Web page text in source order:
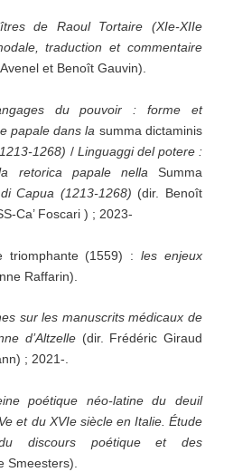
de Raoul Tortaire (XIe-XIIe
traduction et commentaire
et Benoît Gauvin).
du pouvoir : forme et
papale dans la summa dictaminis
1268) / Linguaggi del potere :
retorica papale nella Summa
Capua (1213-1268) (dir. Benoît
Ca’ Foscari ) ; 2023-
triomphante (1559) :les enjeux
Raffarin).
sur les manuscrits médicaux de
d’Altzelle (dir. Frédéric Giraud
; 2021-.
poétique néo-latine du deuil
et du XVIe siècle en Italie. Étude
discours poétique et des
Smeesters).